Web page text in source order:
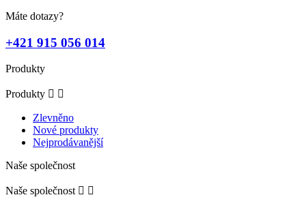
Máte dotazy?
+421 915 056 014
Produkty
Produkty  
Zlevněno
Nové produkty
Nejprodávanější
Naše společnost
Naše společnost  